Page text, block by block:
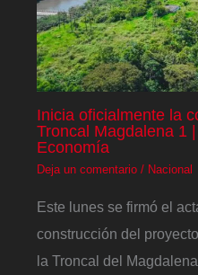
Inicia oficialmente la
Troncal Magdalena 1
Economía
Deja un comentario / Nacional
Este lunes se firmó el
construcción del
la Troncal del